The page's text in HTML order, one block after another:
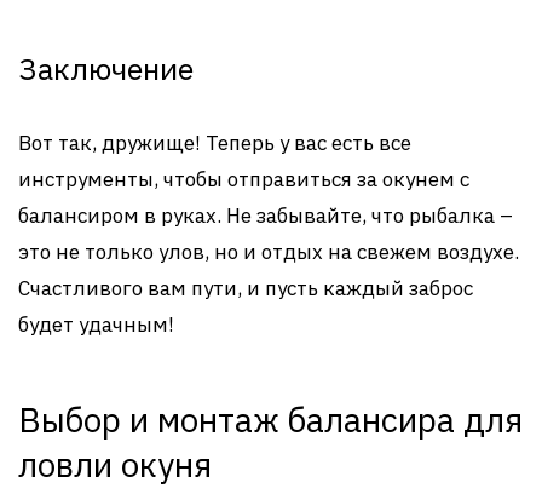
Заключение
Вот так, дружище! Теперь у вас есть все
инструменты, чтобы отправиться за окунем с
балансиром в руках. Не забывайте, что рыбалка –
это не только улов, но и отдых на свежем воздухе.
Счастливого вам пути, и пусть каждый заброс
будет удачным!
Выбор и монтаж балансира для
ловли окуня